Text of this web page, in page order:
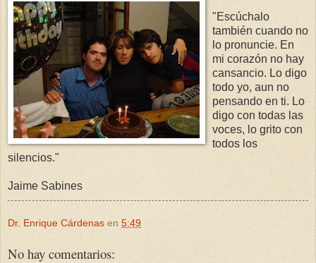
"Escúchalo
también cuando no
lo pronuncie. En
mi corazón no hay
cansancio. Lo digo
todo yo, aun no
pensando en ti. Lo
digo con todas las
voces, lo grito con
todos los
silencios."
Jaime Sabines
Dr. Enrique Cárdenas en 5:49
No hay comentarios: